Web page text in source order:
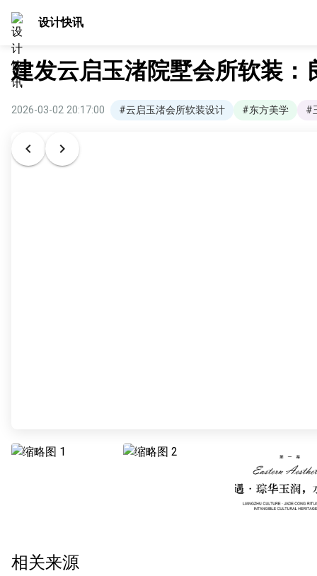
设计快讯
建发云启玉渚院墅会所软装
2026-03-02 20:17:00 #云启玉渚会所软装设计 #东方美学 #
相关来源